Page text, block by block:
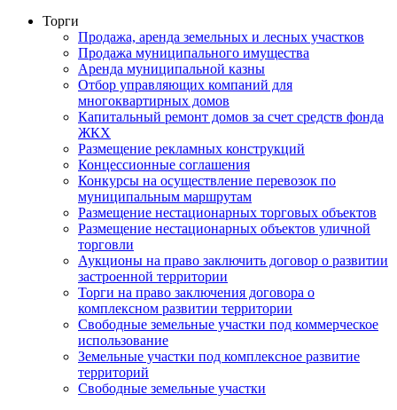
Торги
Продажа, аренда земельных и лесных участков
Продажа муниципального имущества
Аренда муниципальной казны
Отбор управляющих компаний для
многоквартирных домов
Капитальный ремонт домов за счет средств фонда
ЖКХ
Размещение рекламных конструкций
Концессионные соглашения
Конкурсы на осуществление перевозок по
муниципальным маршрутам
Размещение нестационарных торговых объектов
Размещение нестационарных объектов уличной
торговли
Аукционы на право заключить договор о развитии
застроенной территории
Торги на право заключения договора о
комплексном развитии территории
Свободные земельные участки под коммерческое
использование
Земельные участки под комплексное развитие
территорий
Свободные земельные участки